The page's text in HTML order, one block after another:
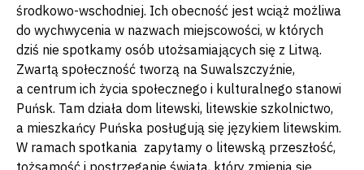
środkowo-wschodniej. Ich obecność jest wciąż możliwa
do wychwycenia w nazwach miejscowości, w których
dziś nie spotkamy osób utożsamiających się z Litwą.
Zwartą społeczność tworzą na Suwalszczyźnie,
a centrum ich życia społecznego i kulturalnego stanowi
Puńsk. Tam działa dom litewski, litewskie szkolnictwo,
a mieszkańcy Puńska posługują się językiem litewskim.
W ramach spotkania zapytamy o litewską przeszłość,
tożsamość i postrzeganie świata, który zmienia się